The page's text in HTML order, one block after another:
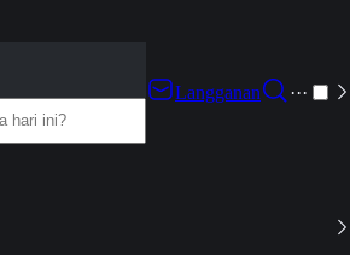
Langganan
···